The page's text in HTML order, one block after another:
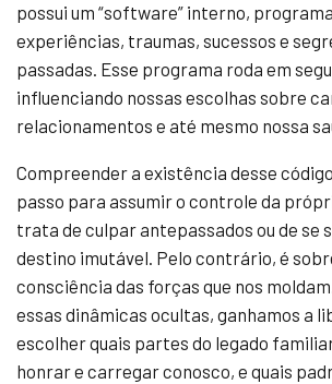
possui um “software” interno,
experiências, traumas, sucessos e
passadas. Esse programa roda em
influenciando nossas escolhas sobre
relacionamentos e até mesmo nossa
Compreender a existência desse
passo para assumir o controle da
trata de culpar antepassados ou de se
destino imutável. Pelo contrário, é
consciência das forças que nos
essas dinâmicas ocultas, ganhamos a
escolher quais partes do legado
honrar e carregar conosco, e quais